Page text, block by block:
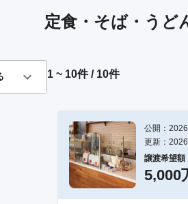
定食・そば・うど
1 ~ 10件 / 10件
公開：
更新：
譲渡希望額
5,000